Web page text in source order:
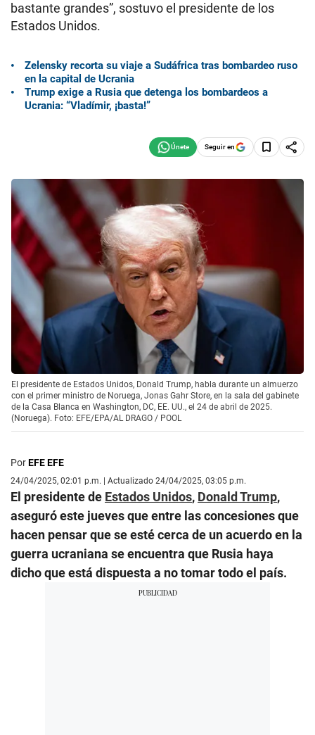
bastante grandes”, sostuvo el presidente de los
Estados Unidos.
Zelensky recorta su viaje a Sudáfrica tras bombardeo ruso
en la capital de Ucrania
Trump exige a Rusia que detenga los bombardeos a
Ucrania: “Vladímir, ¡basta!”
Seguir en
El presidente de Estados Unidos, Donald Trump, habla durante un almuerzo
con el primer ministro de Noruega, Jonas Gahr Store, en la sala del gabinete
de la Casa Blanca en Washington, DC, EE. UU., el 24 de abril de 2025.
(Noruega). Foto: EFE/EPA/AL DRAGO / POOL
PorEFE EFE
24/04/2025, 02:01 p.m. | Actualizado 24/04/2025, 03:05 p.m.
El presidente de Estados Unidos, Donald Trump,
aseguró este jueves que entre las concesiones que
hacen pensar que se esté cerca de un acuerdo en la
guerra ucraniana se encuentra que Rusia haya
dicho que está dispuesta a no tomar todo el país.